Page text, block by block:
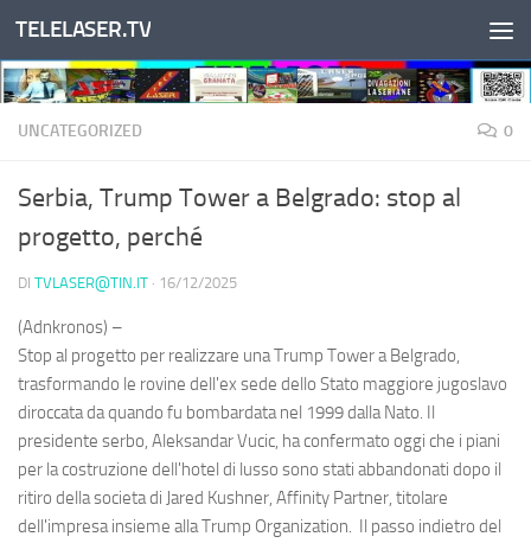
Salta al contenuto
TELELASER.TV
UNCATEGORIZED 0
Serbia, Trump Tower a Belgrado: stop al
progetto, perché
DI TVLASER@TIN.IT · 16/12/2025
(Adnkronos) –
Stop al progetto per realizzare una Trump Tower a Belgrado,
trasformando le rovine dell'ex sede dello Stato maggiore jugoslavo
diroccata da quando fu bombardata nel 1999 dalla Nato. Il
presidente serbo, Aleksandar Vucic, ha confermato oggi che i piani
per la costruzione dell'hotel di lusso sono stati abbandonati dopo il
ritiro della societa di Jared Kushner, Affinity Partner, titolare
dell'impresa insieme alla Trump Organization. Il passo indietro del